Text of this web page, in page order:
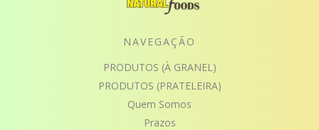
NAVEGAÇÃO
PRODUTOS (À GRANEL)
PRODUTOS (PRATELEIRA)
Quem Somos
Prazos